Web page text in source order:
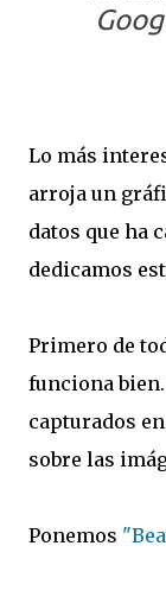
Lo más
arroja un
datos que ha
dedicamos
Primero de
funciona
capturados
sobre las
Ponemos